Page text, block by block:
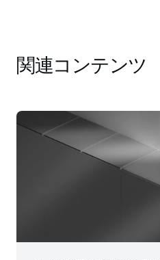
関連コンテンツ